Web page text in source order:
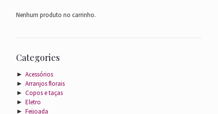
Nenhum produto no carrinho.
Categories
► Acessórios
► Arranjos florais
► Copos e taças
► Eletro
► Feijoada